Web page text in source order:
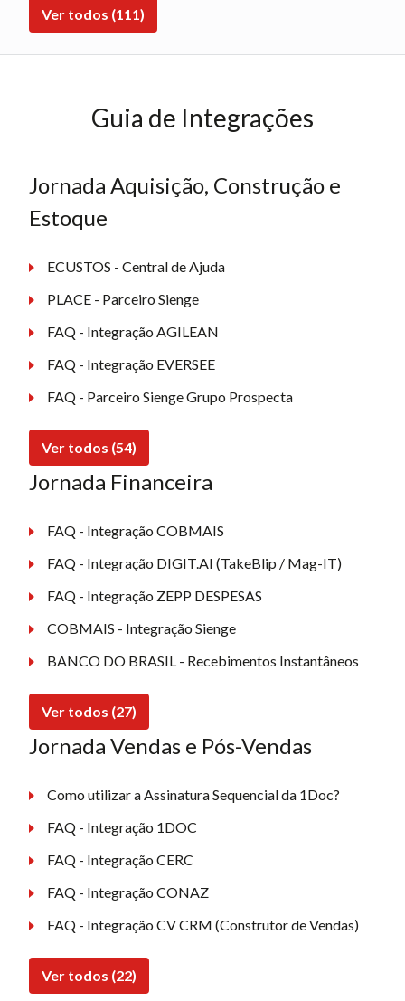
Ver todos (111)
Guia de Integrações
Jornada Aquisição, Construção e
Estoque
ECUSTOS - Central de Ajuda
PLACE - Parceiro Sienge
FAQ - Integração AGILEAN
FAQ - Integração EVERSEE
FAQ - Parceiro Sienge Grupo Prospecta
Ver todos (54)
Jornada Financeira
FAQ - Integração COBMAIS
FAQ - Integração DIGIT.AI (TakeBlip / Mag-IT)
FAQ - Integração ZEPP DESPESAS
COBMAIS - Integração Sienge
BANCO DO BRASIL - Recebimentos Instantâneos
Ver todos (27)
Jornada Vendas e Pós-Vendas
Como utilizar a Assinatura Sequencial da 1Doc?
FAQ - Integração 1DOC
FAQ - Integração CERC
FAQ - Integração CONAZ
FAQ - Integração CV CRM (Construtor de Vendas)
Ver todos (22)